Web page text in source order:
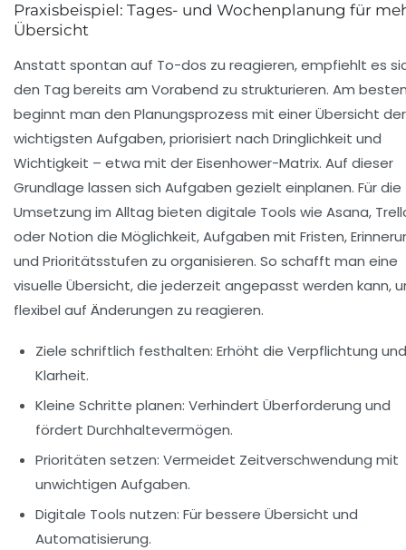
Praxisbeispiel: Tages- und Wochenplanung für
Übersicht
Anstatt spontan auf To-dos zu reagieren, empfiehlt es
den Tag bereits am Vorabend zu strukturieren. Am
beginnt man den Planungsprozess mit einer Übersicht der
wichtigsten Aufgaben, priorisiert nach Dringlichkeit und
Wichtigkeit – etwa mit der Eisenhower-Matrix. Auf dieser
Grundlage lassen sich Aufgaben gezielt einplanen. Für die
Umsetzung im Alltag bieten digitale Tools wie Asana,
oder Notion die Möglichkeit, Aufgaben mit Fristen,
und Prioritätsstufen zu organisieren. So schafft man eine
visuelle Übersicht, die jederzeit angepasst werden kann,
flexibel auf Änderungen zu reagieren.
Ziele schriftlich festhalten: Erhöht die Verpflichtung und
Klarheit.
Kleine Schritte planen: Verhindert Überforderung und
fördert Durchhaltevermögen.
Prioritäten setzen: Vermeidet Zeitverschwendung mit
unwichtigen Aufgaben.
Digitale Tools nutzen: Für bessere Übersicht und
Automatisierung.